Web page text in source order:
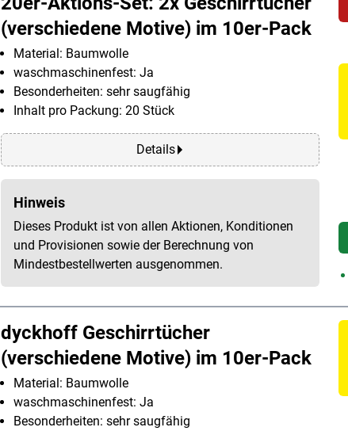
(verschiedene Motive) im 10er-Pack
Material: Baumwolle
waschmaschinenfest: Ja
Besonderheiten: sehr saugfähig
Inhalt pro Packung: 20 Stück
Details
Hinweis
Dieses Produkt ist von allen Aktionen, Konditionen
und Provisionen sowie der Berechnung von
Mindestbestellwerten ausgenommen.
dyckhoff Geschirrtücher
(verschiedene Motive) im 10er-Pack
Material: Baumwolle
waschmaschinenfest: Ja
Besonderheiten: sehr saugfähig